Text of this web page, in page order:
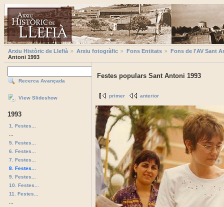
Arxiu Històric de Llefià Arxiu fotogràfic Fons Entitats
Fons de l'AV Sant
Antoni 1993
Recerca Avançada
View Slideshow
1993
1. Festes...
5. Festes...
6. Festes...
7. Festes...
8. Festes...
9. Festes...
10. Festes...
11. Festes...
Festes populars Sant Antoni 1993
primer anterior